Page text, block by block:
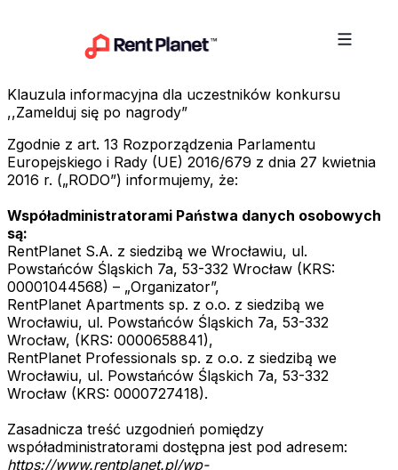
Klauzula informacyjna dla uczestników konkursu
,,Zamelduj się po nagrody”
Zgodnie z art. 13 Rozporządzenia Parlamentu
Europejskiego i Rady (UE) 2016/679 z dnia 27 kwietnia
2016 r. („RODO”) informujemy, że:
Współadministratorami Państwa danych osobowych
są:
RentPlanet S.A. z siedzibą we Wrocławiu, ul.
Powstańców Śląskich 7a, 53-332 Wrocław (KRS:
00001044568) – „Organizator”,
RentPlanet Apartments sp. z o.o. z siedzibą we
Wrocławiu, ul. Powstańców Śląskich 7a, 53-332
Wrocław, (KRS: 0000658841),
RentPlanet Professionals sp. z o.o. z siedzibą we
Wrocławiu, ul. Powstańców Śląskich 7a, 53-332
Wrocław (KRS: 0000727418).
Zasadnicza treść uzgodnień pomiędzy
współadministratorami dostępna jest pod adresem:
https://www.rentplanet.pl/wp-